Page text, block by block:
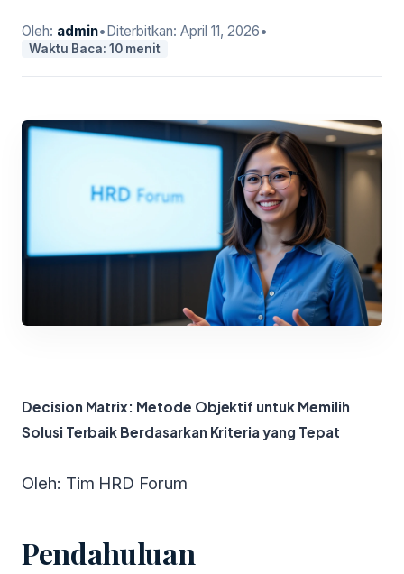
Oleh: admin•Diterbitkan: April 11, 2026•
Waktu Baca: 10 menit
Decision Matrix: Metode Objektif untuk Memilih
Solusi Terbaik Berdasarkan Kriteria yang Tepat
Oleh: Tim HRD Forum
Pendahuluan